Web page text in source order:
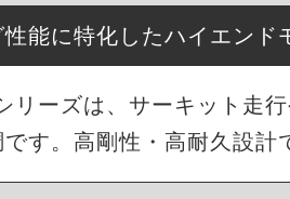
性能に特化したハイエンド
リーズは、サーキット走
す。高剛性・高耐久設